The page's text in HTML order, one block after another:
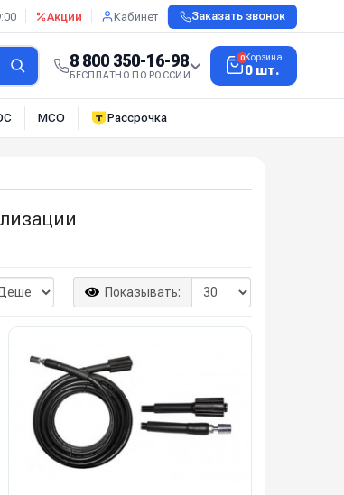
Акции Кабинет Заказать звонок
8 800 350-16-98
БЕСПЛАТНО ПО РОССИИ
0Корзина
0 шт.
МСО Рассрочка
Показывать: